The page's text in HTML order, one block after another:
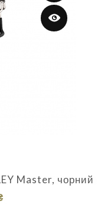
Master, чорний